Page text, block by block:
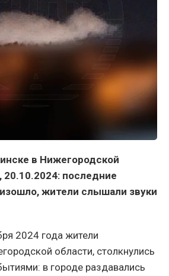
в Нижегородской
20.10.2024: последние
жители слышали звуки
2024 года жители
области, столкнулись
в городе раздавались